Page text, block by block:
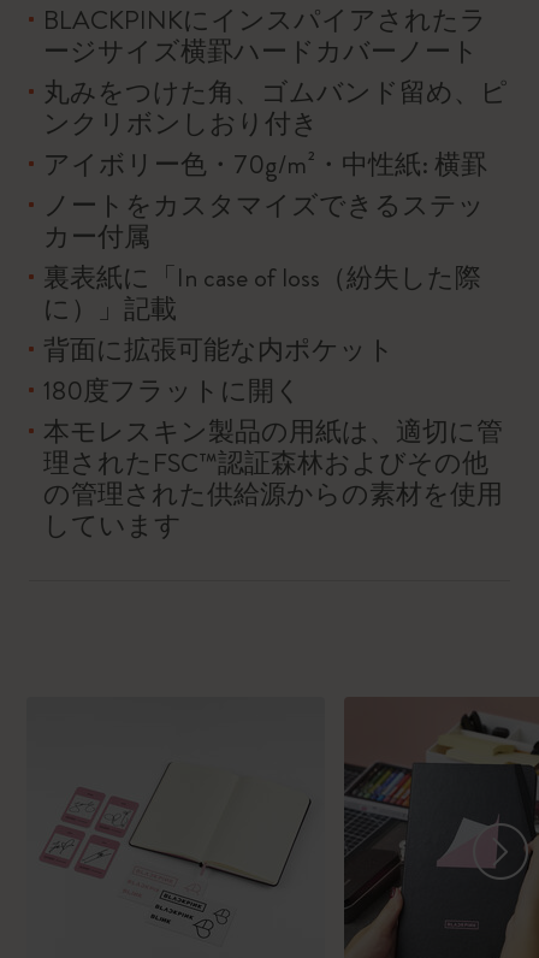
BLACKPINKにインスパイアされたラ
ージサイズ横罫ハードカバーノート
丸みをつけた角、ゴムバンド留め、ピ
ンクリボンしおり付き
アイボリー色・70g/m²・中性紙: 横罫
ノートをカスタマイズできるステッ
カー付属
裏表紙に「In case of loss（紛失した際
に）」記載
背面に拡張可能な内ポケット
180度フラットに開く
本モレスキン製品の用紙は、適切に管
理されたFSC™認証森林およびその他
の管理された供給源からの素材を使用
しています